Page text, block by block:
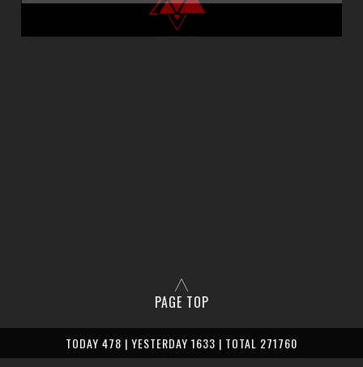
PAGE TOP
TODAY 478 | YESTERDAY 1633 | TOTAL 271760